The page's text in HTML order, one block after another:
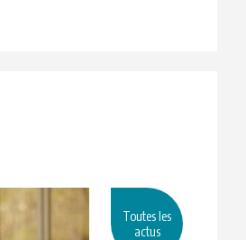
Toutes les
actus